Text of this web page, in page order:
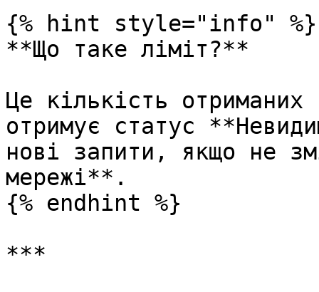
{% hint style="info" %}
**Що таке ліміт?**
Це кількість
отримує статус
нові запити, якщо не
мережі**.
{% endhint %}
***